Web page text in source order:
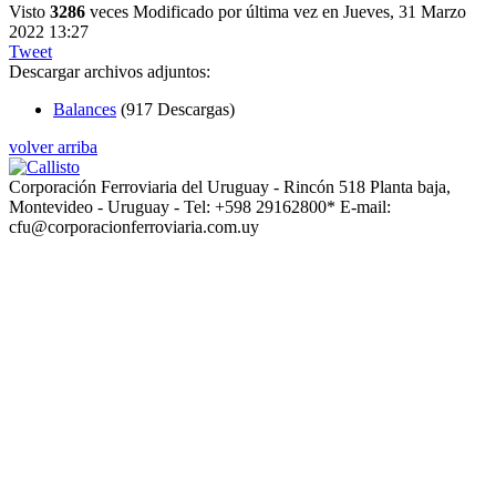
Visto 3286 veces Modificado por última vez en Jueves, 31 Marzo
2022 13:27
Tweet
Descargar archivos adjuntos:
Balances (917 Descargas)
volver arriba
Corporación Ferroviaria del Uruguay - Rincón 518 Planta baja,
Montevideo - Uruguay - Tel: +598 29162800* E-mail:
cfu@corporacionferroviaria.com.uy